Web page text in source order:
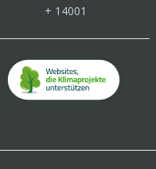
+ 14001